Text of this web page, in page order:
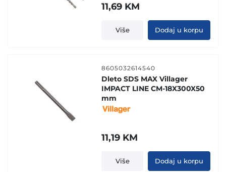
11,69 KM
Više Dodaj u korpu
8605032614540
Dleto SDS MAX Villager
IMPACT LINE CM-18X300X50
mm
11,19 KM
Više Dodaj u korpu